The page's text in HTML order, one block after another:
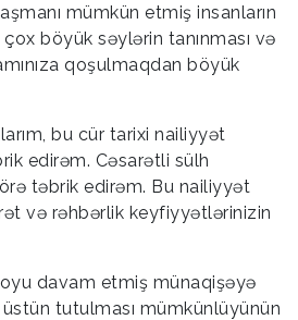
mümkün etmiş insanların
böyük səylərin tanınması və
qoşulmaqdan böyük
bu cür tarixi nailiyyət
edirəm. Cəsarətli sülh
təbrik edirəm. Bu nailiyyət
və rəhbərlik keyfiyyətlərinizin
davam etmiş münaqişəyə
tutulması mümkünlüyünün